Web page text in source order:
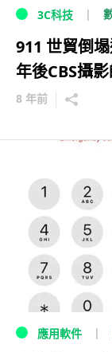
3C科技
911 世貿倒
年後CBS攝
8 年前
應用軟件